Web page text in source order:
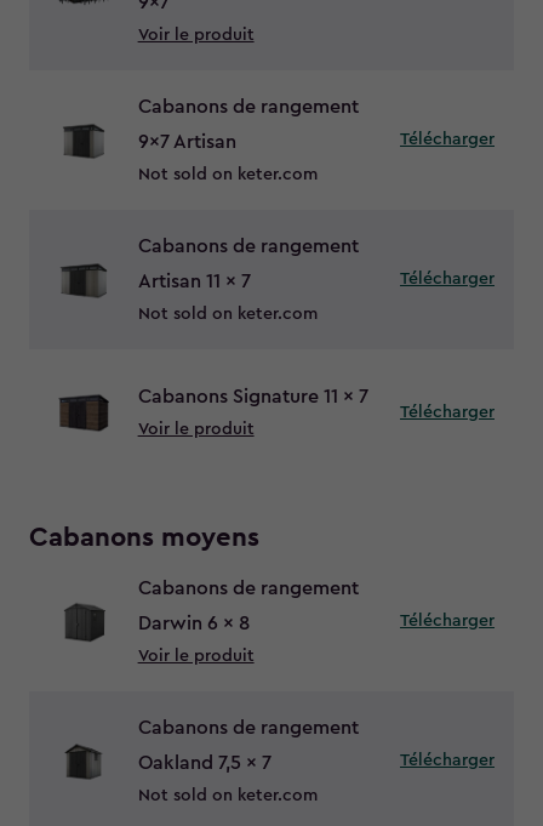
Voir le produit
Cabanons de rangement
9x7 Artisan
Not sold on keter.com
Télécharger
Cabanons de rangement
Artisan 11 x 7
Not sold on keter.com
Télécharger
Cabanons Signature 11 x 7
Voir le produit
Télécharger
Cabanons moyens
Cabanons de rangement
Darwin 6 x 8
Voir le produit
Télécharger
Cabanons de rangement
Oakland 7,5 x 7
Not sold on keter.com
Télécharger